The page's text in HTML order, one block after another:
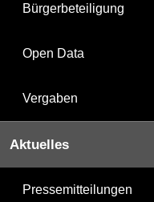
Bürgerbeteiligung
Open Data
Vergaben
Aktuelles
Pressemitteilungen